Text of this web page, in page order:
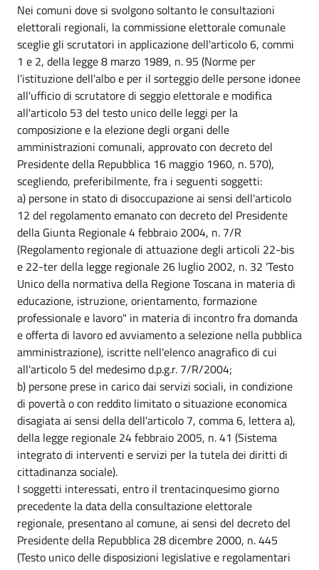
Nei comuni dove si svolgono soltanto le consultazioni
elettorali regionali, la commissione elettorale comunale
sceglie gli scrutatori in applicazione dell'articolo 6, commi
1 e 2, della legge 8 marzo 1989, n. 95 (Norme per
l'istituzione dell'albo e per il sorteggio delle persone idonee
all'ufficio di scrutatore di seggio elettorale e modifica
all'articolo 53 del testo unico delle leggi per la
composizione e la elezione degli organi delle
amministrazioni comunali, approvato con decreto del
Presidente della Repubblica 16 maggio 1960, n. 570),
scegliendo, preferibilmente, fra i seguenti soggetti:
a) persone in stato di disoccupazione ai sensi dell'articolo
12 del regolamento emanato con decreto del Presidente
della Giunta Regionale 4 febbraio 2004, n. 7/R
(Regolamento regionale di attuazione degli articoli 22-bis
e 22-ter della legge regionale 26 luglio 2002, n. 32 'Testo
Unico della normativa della Regione Toscana in materia di
educazione, istruzione, orientamento, formazione
professionale e lavoro" in materia di incontro fra domanda
e offerta di lavoro ed avviamento a selezione nella pubblica
amministrazione), iscritte nell'elenco anagrafico di cui
all'articolo 5 del medesimo d.p.g.r. 7/R/2004;
b) persone prese in carico dai servizi sociali, in condizione
di povertà o con reddito limitato o situazione economica
disagiata ai sensi della dell'articolo 7, comma 6, lettera a),
della legge regionale 24 febbraio 2005, n. 41 (Sistema
integrato di interventi e servizi per la tutela dei diritti di
cittadinanza sociale).
I soggetti interessati, entro il trentacinquesimo giorno
precedente la data della consultazione elettorale
regionale, presentano al comune, ai sensi del decreto del
Presidente della Repubblica 28 dicembre 2000, n. 445
(Testo unico delle disposizioni legislative e regolamentari